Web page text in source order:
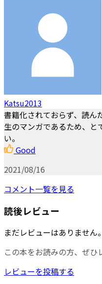
Katsu2013
書籍化されておらず、読ん
生のマンガであるため、と
い。
Good
2021/08/16
コメント一覧を見る
読後レビュー
まだレビューはありません。
この本をお読みの方、ぜひ
レビューを投稿する